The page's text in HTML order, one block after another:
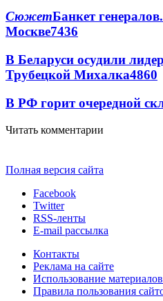
СюжетБанкет
Москве7436
В Беларуси осудили
Трубецкой Михалка4860
В РФ горит очередной
Читать комментарии
Полная версия сайта
Facebook
Twitter
RSS-ленты
E-mail рассылка
Контакты
Реклама на сайте
Использование
Правила пользования